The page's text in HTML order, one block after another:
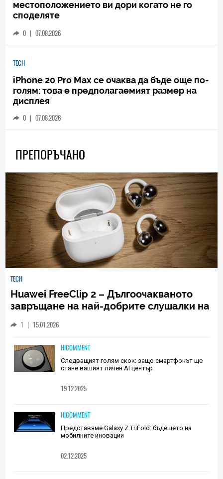
местоположението ви дори когато не го
споделяте
0 | 07.08.2026
TECH
iPhone 20 Pro Max се очаква да бъде още по-
голям: това е предполагаемият размер на
дисплея
0 | 07.08.2026
ПРЕПОРЪЧАНО
TECH
Huawei FreeClip 2 – Дългоочакваното
завръщане на най-добрите слушалки на
1 | 15.01.2026
HICOMMENT
Следващият голям скок: защо смартфонът ще
стане вашият личен AI център
19.12.2025
HICOMMENT
Представяме Galaxy Z TriFold: бъдещето на
мобилните иновации
02.12.2025